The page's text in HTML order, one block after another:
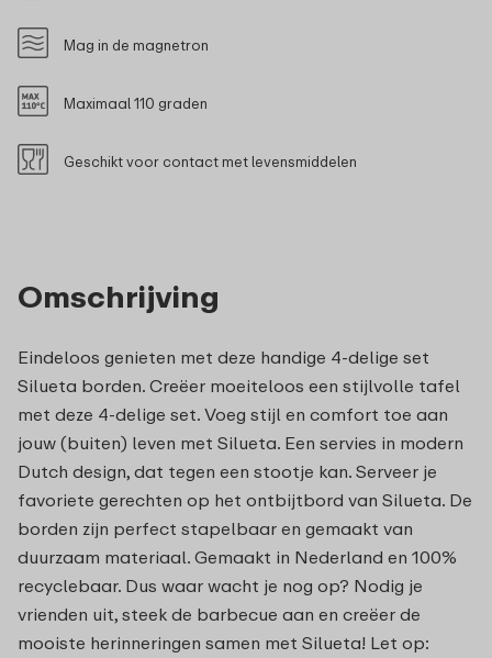
Omschrijving
Eindeloos genieten met deze handige 4-delige set
Silueta borden. Creëer moeiteloos een stijlvolle tafel
met deze 4-delige set. Voeg stijl en comfort toe aan
jouw (buiten) leven met Silueta. Een servies in modern
Dutch design, dat tegen een stootje kan. Serveer je
favoriete gerechten op het ontbijtbord van Silueta. De
borden zijn perfect stapelbaar en gemaakt van
duurzaam materiaal. Gemaakt in Nederland en 100%
recyclebaar. Dus waar wacht je nog op? Nodig je
vrienden uit, steek de barbecue aan en creëer de
mooiste herinneringen samen met Silueta! Let op:
Mag in de magnetron
Maximaal 110 graden
Geschikt voor contact met levensmiddelen